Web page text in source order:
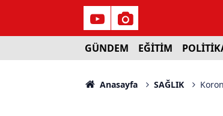
GÜNDEM EĞİTİM
Anasayfa SAĞLIK